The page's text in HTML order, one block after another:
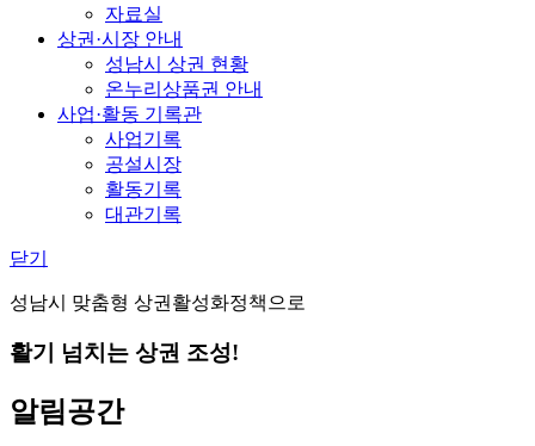
자료실
상권·시장 안내
성남시 상권 현황
온누리상품권 안내
사업·활동 기록관
사업기록
공설시장
활동기록
대관기록
닫기
성남시 맞춤형 상권활성화정책으로
활기 넘치는 상권 조성!
알림공간